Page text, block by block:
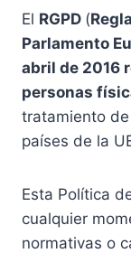
El RGPD (
Parlamento
abril de 2016
personas
tratamiento
países de la
Esta Política
cualquier
normativas o